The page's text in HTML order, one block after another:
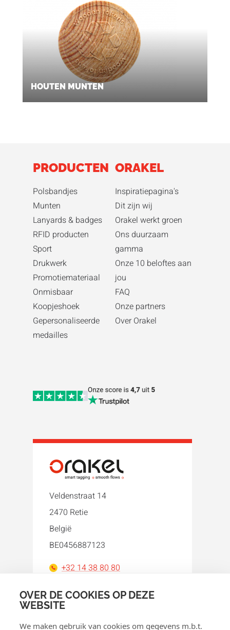
OVER DE COOKIES OP DEZE
WEBSITE
We maken gebruik van cookies om gegevens m.b.t.
HOUTEN MUNTEN
PRODUCTEN
Polsbandjes
Munten
Lanyards & badges
RFID producten
Sport
Drukwerk
Promotiemateriaal
Onmisbaar
Koopjeshoek
Gepersonaliseerde
medailles
ORAKEL
Inspiratiepagina's
Dit zijn wij
Orakel werkt groen
Ons duurzaam
gamma
Onze 10 beloftes aan
jou
FAQ
Onze partners
Over Orakel
Veldenstraat 14
2470 Retie
België
BE0456887123
+32 14 38 80 80
Facebook